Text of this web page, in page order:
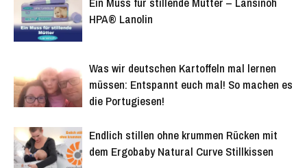
HPA® Lanolin
Was wir deutschen Kartoffeln mal lernen
müssen: Entspannt euch mal! So machen es
die Portugiesen!
Endlich stillen ohne krummen Rücken mit
dem Ergobaby Natural Curve Stillkissen